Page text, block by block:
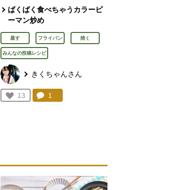
ばくばく食べちゃうカラーピ
ーマン炒め
蒸す フライパン 焼く
みんなの投稿レシピ
きくちゃんさん
お気に入り登録：
13
人が登録
コメント：
1